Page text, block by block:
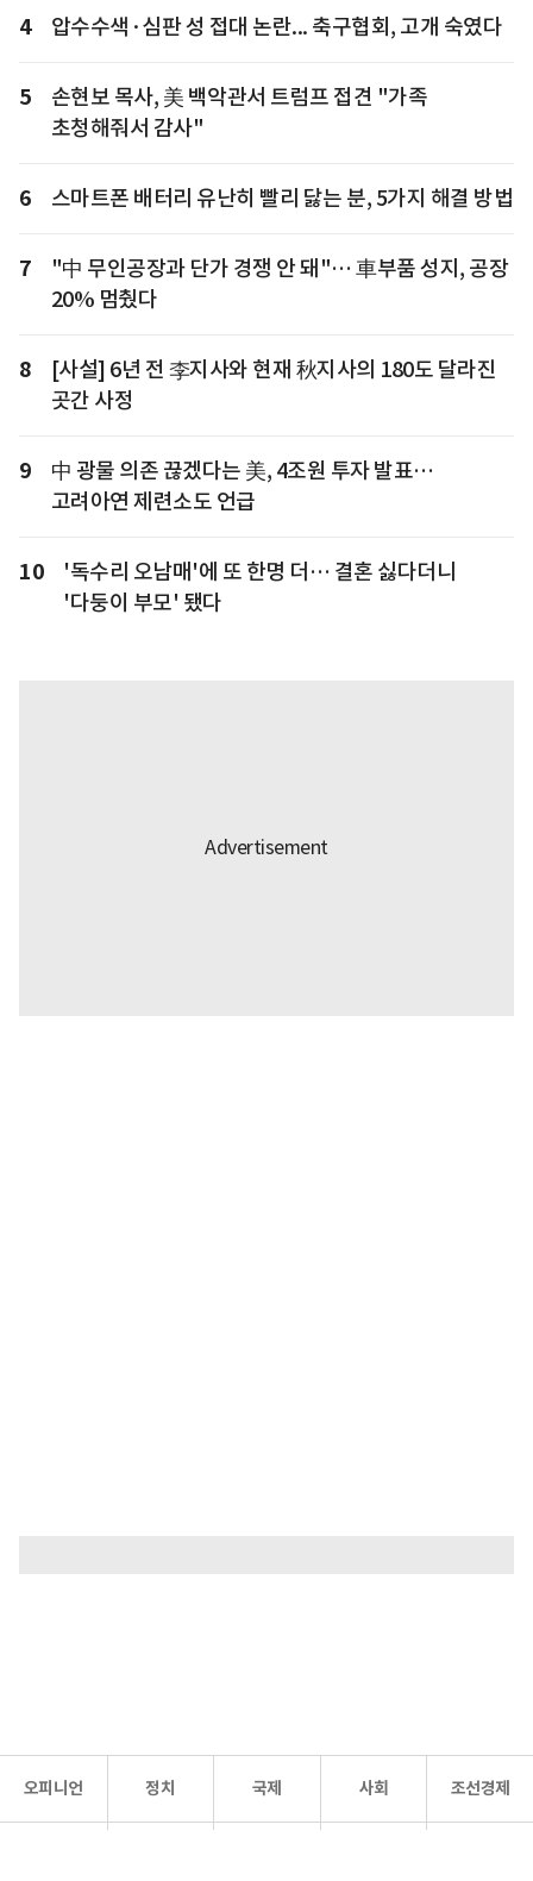
4 압수수색·심판 성 접대 논란... 축구협회, 고개 숙였다
5
손현보 목사, 美 백악관서 트럼프 접견 "가족
초청해줘서 감사"
6 스마트폰 배터리 유난히 빨리 닳는 분, 5가지 해결 방법
7
"中 무인공장과 단가 경쟁 안 돼"… 車부품 성지, 공장
20% 멈췄다
8
[사설] 6년 전 李지사와 현재 秋지사의 180도 달라진
곳간 사정
9
中 광물 의존 끊겠다는 美, 4조원 투자 발표…
고려아연 제련소도 언급
10
'독수리 오남매'에 또 한명 더… 결혼 싫다더니
'다둥이 부모' 됐다
오피니언 정치 국제 사회 조선경제